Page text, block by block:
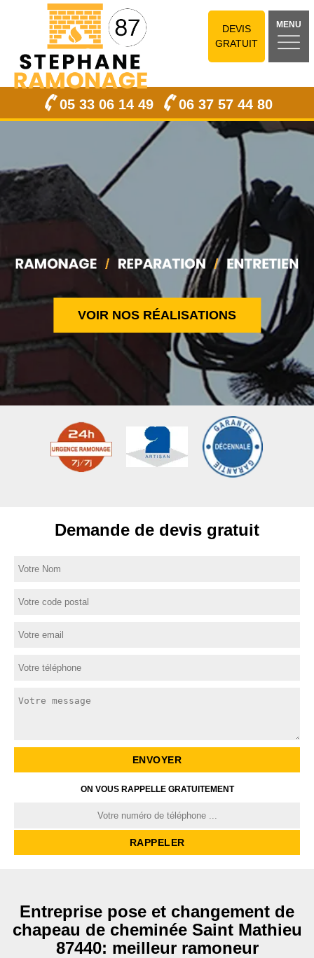
DEVIS
GRATUIT
MENU
05 33 06 14 49 06 37 57 44 80
VOIR NOS RÉALISATIONS
Demande de devis gratuit
ON VOUS RAPPELLE GRATUITEMENT
Entreprise pose et changement de
chapeau de cheminée Saint Mathieu
87440: meilleur ramoneur